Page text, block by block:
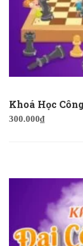
Khoá Học
300.000₫